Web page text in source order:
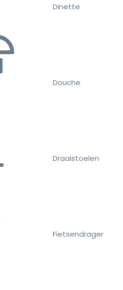
Dinette
Douche
Draaistoelen
Fietsendrager